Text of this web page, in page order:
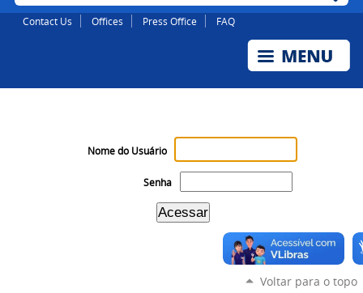
Canais
Contact Us Offices Press Office FAQ
Nome do Usuário
Senha
Voltar para o topo